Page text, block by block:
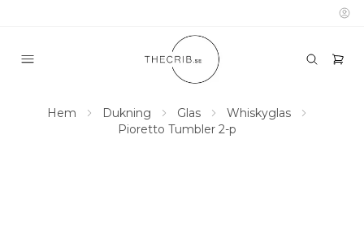
Hem Dukning Glas
Whiskyglas
Pioretto Tumbler 2-p